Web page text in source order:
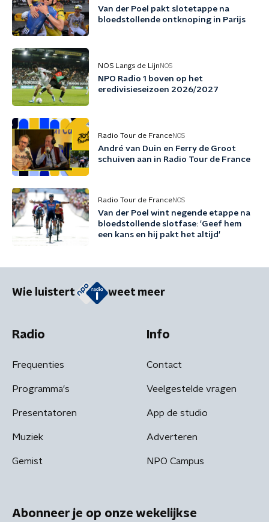
Van der Poel pakt slotetappe na
bloedstollende ontknoping in Parijs
NOS Langs de Lijn NOS
NPO Radio 1 boven op het
eredivisieseizoen 2026/2027
Radio Tour de FranceNOS
André van Duin en Ferry de Groot
schuiven aan in Radio Tour de France
Radio Tour de FranceNOS
Van der Poel wint negende etappe na
bloedstollende slotfase: 'Geef hem
een kans en hij pakt het altijd'
Wie luistert weet meer
Radio
Frequenties
Programma's
Presentatoren
Muziek
Gemist
Info
Contact
Veelgestelde vragen
App de studio
Adverteren
NPO Campus
Abonneer je op onze wekelijkse